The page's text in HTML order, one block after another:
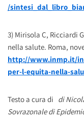
/
3) Mirisola C, Ricciardi
nella salute. Roma,
http://www.inmp.it/
per-l-equita-nella-
Testo a cura di di
Sovrazonale di